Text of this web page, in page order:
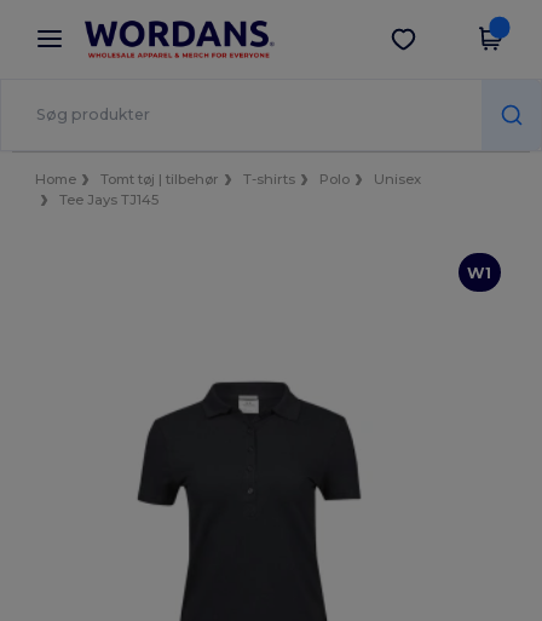
× Wordans-app
Bedre priser i appen!
Hent app
Home Tomt tøj | tilbehør T-shirts Polo
Unisex
Tee Jays TJ145
W1